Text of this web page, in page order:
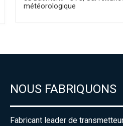
météorologique
NOUS FABRIQUONS
Fabricant leader de